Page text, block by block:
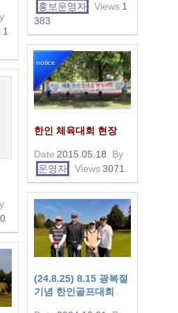
홍보운영자
Views 1
383
1
notice
한인 체육대회 현장
Date 2015.05.18
By
운영자
Views3071
(24.8.25) 8.15 광복절
기념 한인골프대회